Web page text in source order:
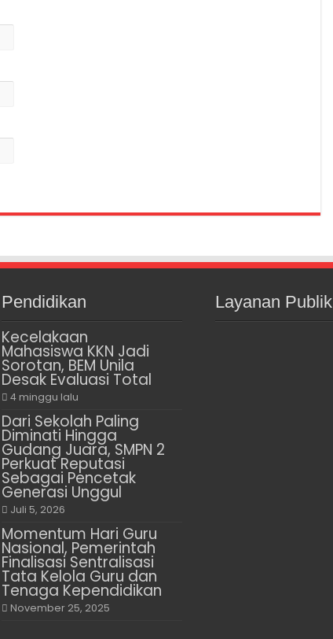
Pendidikan
Kecelakaan
Mahasiswa KKN Jadi
Sorotan, BEM Unila
Desak Evaluasi Total
4 minggu lalu
Dari Sekolah Paling
Diminati Hingga
Gudang Juara, SMPN 2
Perkuat Reputasi
Sebagai Pencetak
Generasi Unggul
Juli 5, 2026
Momentum Hari Guru
Nasional, Pemerintah
Finalisasi Sentralisasi
Tata Kelola Guru dan
Tenaga Kependidikan
November 25, 2025
Layanan Publik